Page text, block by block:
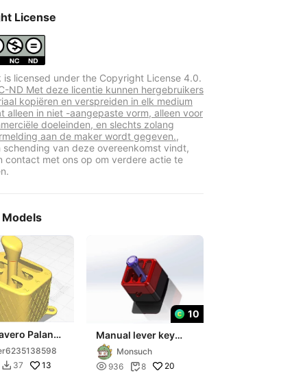
License
is licensed under the Copyright License 4.0.
ND Met deze licentie kunnen hergebruikers
kopiëren en verspreiden in elk medium
alleen in niet -aangepaste vorm, alleen voor
doeleinden, en slechts zolang
aan de maker wordt gegeven.,
schending van deze overeenkomst vindt,
contact met ons op om verdere actie te
Models
Palanca
 37 13
10
Manual lever key
chain, key chain
decompress手动挡杆
钥匙扣，钥匙扣减压挂
Monsuch
 936 8 20